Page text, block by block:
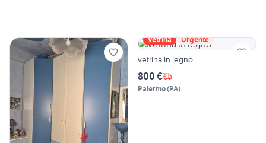
Vetrina Urgente
vetrina in legno
800 €
Palermo(PA)